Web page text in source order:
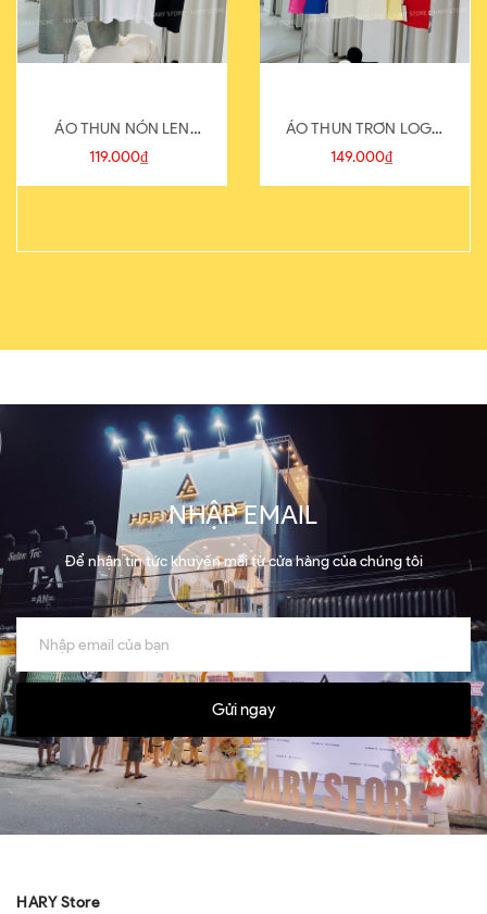
ÁO THUN NÓN LEN
821-1
119.000₫
ÁO THUN TRƠN LOGO
SAU
149.000₫
NHẬP EMAIL
Để nhận tin tức khuyến mãi từ cửa hàng của chúng tôi
Gửi ngay
HARY Store